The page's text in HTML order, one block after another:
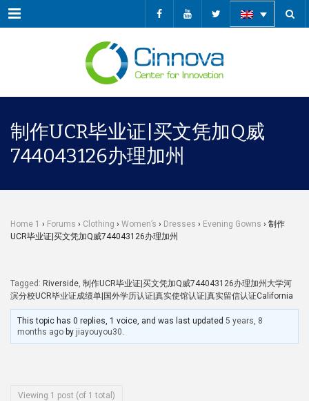
Menu
制作UCR毕业证|买文凭加Q威
744043126办理加州
Home 1 › Forums › Clothing › Women’s › Dresses › Evening Gowns › 制作
UCR毕业证|买文凭加Q威744043126办理加州
Tagged: Riverside, 制作UCR毕业证|买文凭加Q威744043126办理加州大学河
滨分校UCR毕业证成绩单|国外学历认证|真实使馆认证|真实留信认证California
This topic has 0 replies, 1 voice, and was last updated5 years, 8
months ago by jiayouyou30.
Viewing 1 post (of 1 total)